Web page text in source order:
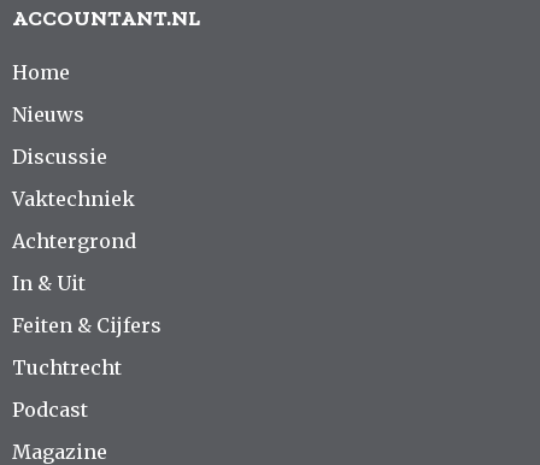
ACCOUNTANT.NL
Home
Nieuws
Discussie
Vaktechniek
Achtergrond
In & Uit
Feiten & Cijfers
Tuchtrecht
Podcast
Magazine